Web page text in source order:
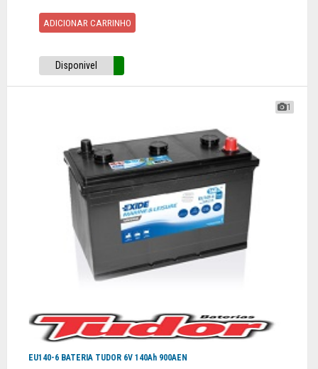
ADICIONAR CARRINHO
Disponivel
1
EU140-6 BATERIA TUDOR 6V 140Ah 900AEN